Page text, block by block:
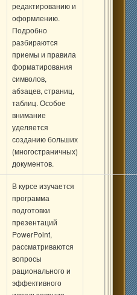
редактированию и
оформлению.
Подробно
разбираются
приемы и правила
форматирования
символов,
абзацев, страниц,
таблиц. Особое
внимание
уделяется
созданию больших
(многостраничных)
документов.
В курсе изучается
программа
подготовки
презентаций
PowerPoint,
рассматриваются
вопросы
рационального и
эффективного